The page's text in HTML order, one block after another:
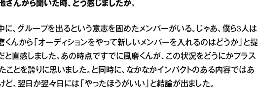
んから聞いた時、どう感じましたか。
、グループを出るという意志を固めたメンバーがいる。じゃあ、僕ら3人は
んから「オーディションをやって新しいメンバーを入れるのはどうか」と提
と直感しました。あの時点ですでに風磨くんが、この状況をどうにかプラス
とを誇りに思いました。と同時に、なかなかインパクトのある内容ではあ
、翌日か翌々日には「やったほうがいい」と結論が出ました。